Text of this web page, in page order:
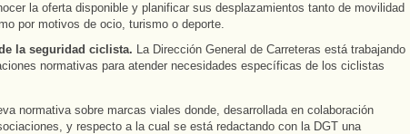
la oferta disponible y planificar sus desplazamientos tanto de movilidad
por motivos de ocio, turismo o deporte.
la seguridad ciclista. La Dirección General de Carreteras está trabajando
normativas para atender necesidades específicas de los ciclistas
normativa sobre marcas viales donde, desarrollada en colaboración
y respecto a la cual se está redactando con la DGT una